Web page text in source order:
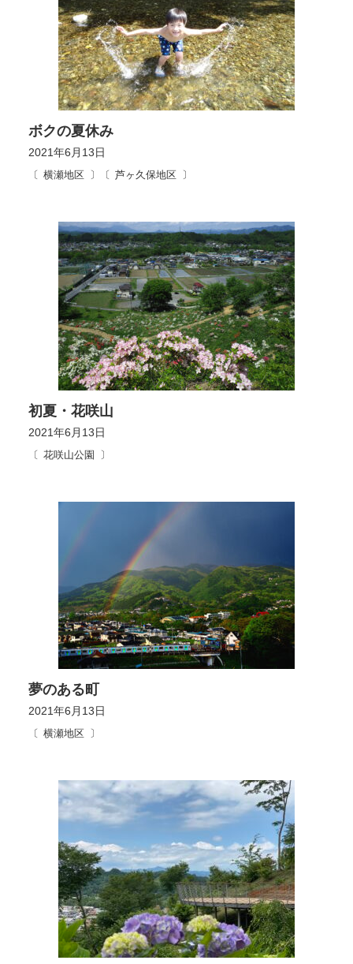
2021年6月13日
横瀬地区 芦ヶ久保地区
ボクの夏休み
2021年6月13日
花咲山公園
初夏・花咲山
2021年6月13日
横瀬地区
夢のある町